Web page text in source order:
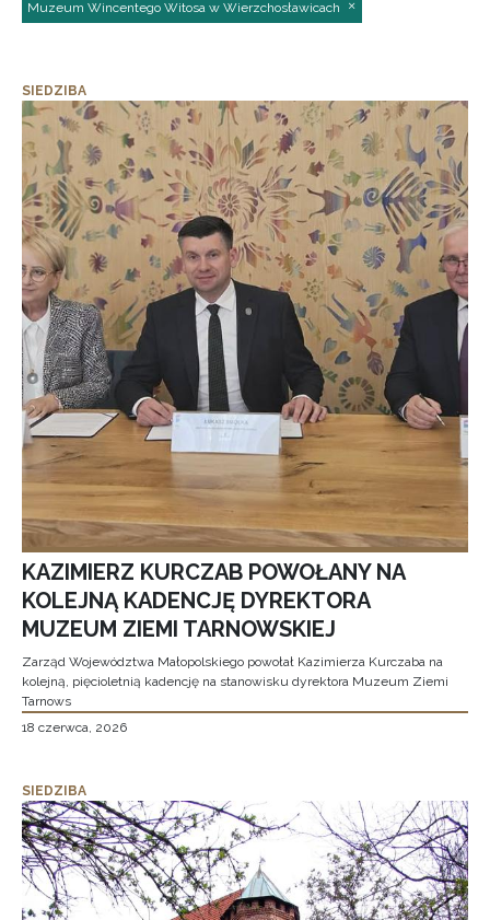
Muzeum Wincentego Witosa w Wierzchosławicach
SIEDZIBA
KAZIMIERZ KURCZAB POWOŁANY NA
KOLEJNĄ KADENCJĘ DYREKTORA
MUZEUM ZIEMI TARNOWSKIEJ
Zarząd Województwa Małopolskiego powołał Kazimierza Kurczaba na
kolejną, pięcioletnią kadencję na stanowisku dyrektora Muzeum Ziemi
Tarnows
18 czerwca, 2026
SIEDZIBA